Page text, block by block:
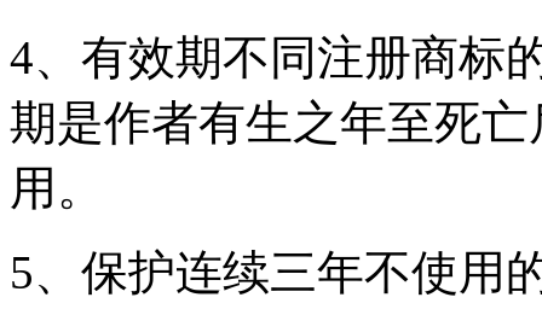
4、有效期不同注册商标
期是作者有生之年至死
用。
5、保护连续三年不使用